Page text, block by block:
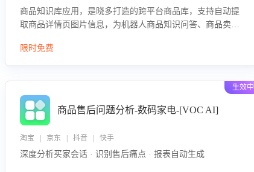
商品知识库应用，是晓多打造的跨平台商品库，支持自动提
取商品详情页图片信息，为机器人商品知识问答、商品卖点
限时免费
生效中
商品售后问题分析-数码家电-[VOC AI]
淘宝 | 京东 | 抖音 | 快手
深度分析买家会话 · 识别售后痛点 · 报表自动生成